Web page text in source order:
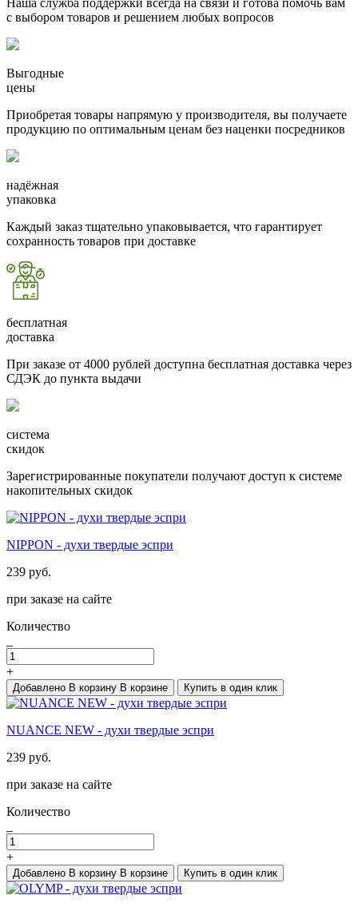
с выбором товаров и решением любых вопросов
Выгодные
цены
Приобретая товары напрямую у производителя, вы получаете
продукцию по оптимальным ценам без наценки посредников
надёжная
упаковка
Каждый заказ тщательно упаковывается, что гарантирует
сохранность товаров при доставке
бесплатная
доставка
При заказе от 4000 рублей доступна бесплатная доставка через
СДЭК до пункта выдачи
система
скидок
Зарегистрированные покупатели получают доступ к системе
накопительных скидок
NIPPON - духи твердые эспри
239 руб.
при заказе на сайте
Количество
+
Добавлено В корзину В корзине Купить в один клик
NUANCE NEW - духи твердые эспри
239 руб.
при заказе на сайте
Количество
+
Добавлено В корзину В корзине Купить в один клик